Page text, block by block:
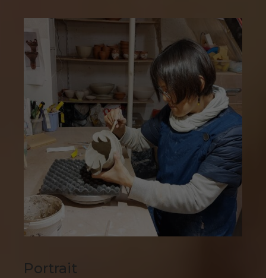
Portrait